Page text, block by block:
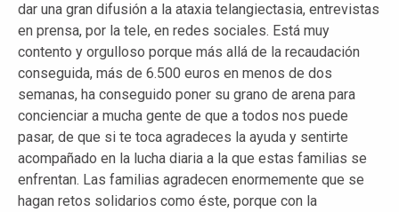
dar una gran difusión a la ataxia telangiectasia, entrevistas
en prensa, por la tele, en redes sociales. Está muy
contento y orgulloso porque más allá de la recaudación
conseguida, más de 6.500 euros en menos de dos
semanas, ha conseguido poner su grano de arena para
concienciar a mucha gente de que a todos nos puede
pasar, de que si te toca agradeces la ayuda y sentirte
acompañado en la lucha diaria a la que estas familias se
enfrentan. Las familias agradecen enormemente que se
hagan retos solidarios como éste, porque con la